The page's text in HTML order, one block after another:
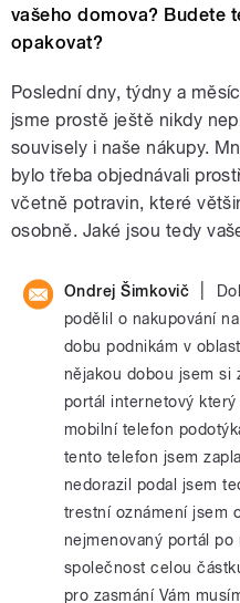
vašeho domova? Budete
opakovat?
Poslední dny, týdny a
jsme prostě ještě nikdy
souvisely i naše nákupy.
bylo třeba objednávali
včetně potravin, které
osobně. Jaké jsou tedy
Ondrej Šimkovič
podělil o nakupování
dobu podnikám v
nějakou dobou jsem si
portál internetový
mobilní telefon
tento telefon jsem
nedorazil podal jsem
trestní oznámení jsem
nejmenovaný portál
společnost celou
pro zasmání Vám